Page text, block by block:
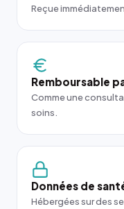
Reçue
Remboursable
Comme une
soins.
Données de
Hébergées sur des